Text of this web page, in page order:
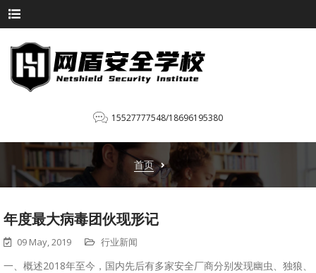
15527777548/18696195380
首页
年度最大病毒团伙现形记
09 May, 2019 行业新闻
一、概述2018年至今，国内先后有多家安全厂商分别发现幽虫、独狼、